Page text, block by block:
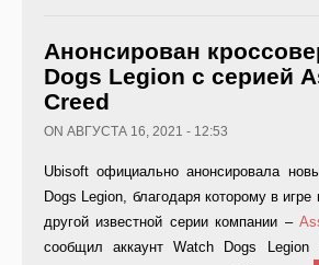
Анонсирован
Dogs Legion с серией
Creed
ON АВГУСТА 16, 2021 - 12:53
Ubisoft официально анонсировала
Dogs Legion, благодаря которому в
другой известной серии компании –
сообщил аккаунт Watch Dogs Legion